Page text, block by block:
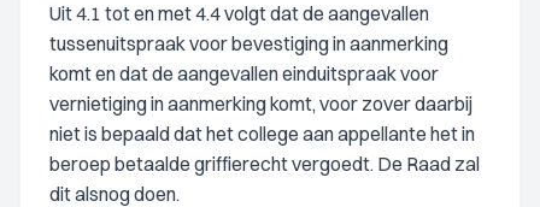
Uit 4.1 tot en met 4.4 volgt dat de aangevallen
tussenuitspraak voor bevestiging in aanmerking
komt en dat de aangevallen einduitspraak voor
vernietiging in aanmerking komt, voor zover daarbij
niet is bepaald dat het college aan appellante het in
beroep betaalde griffierecht vergoedt. De Raad zal
dit alsnog doen.